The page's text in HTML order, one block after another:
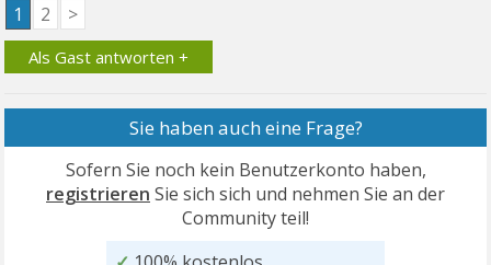
1 2 >
Als Gast antworten +
Sie haben auch eine Frage?
Sofern Sie noch kein Benutzerkonto haben,
registrieren Sie sich sich und nehmen Sie an der
Community teil!